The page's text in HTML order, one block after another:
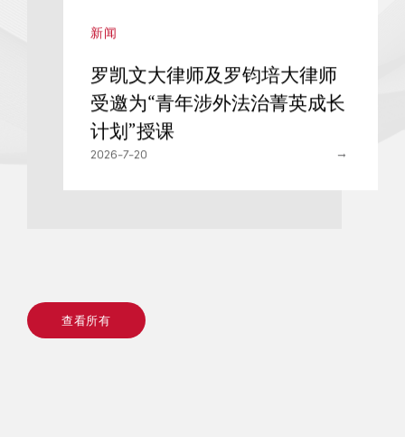
罗凯文大律师及罗钧培大律
受邀为“青年涉外法治菁英成
计划”授课
查看所有
查看所有